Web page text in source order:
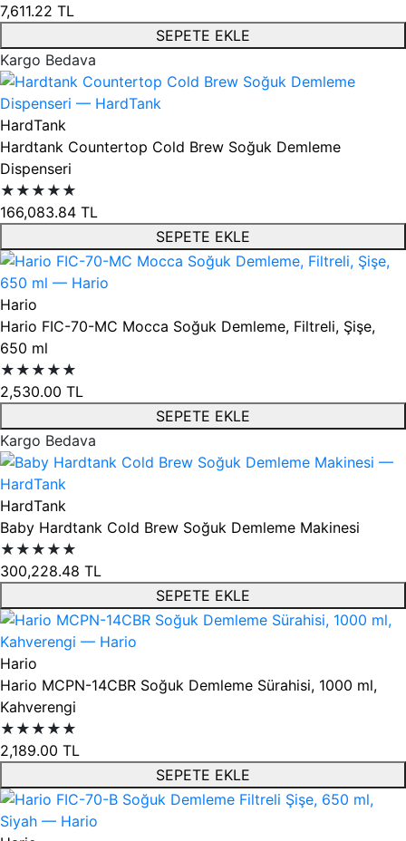
7,611.22 TL
SEPETE EKLE
Kargo Bedava
HardTank
Hardtank Countertop Cold Brew Soğuk Demleme
Dispenseri
★★★★★
166,083.84 TL
SEPETE EKLE
Hario
Hario FIC-70-MC Mocca Soğuk Demleme, Filtreli, Şişe,
650 ml
★★★★★
2,530.00 TL
SEPETE EKLE
Kargo Bedava
HardTank
Baby Hardtank Cold Brew Soğuk Demleme Makinesi
★★★★★
300,228.48 TL
SEPETE EKLE
Hario
Hario MCPN-14CBR Soğuk Demleme Sürahisi, 1000 ml,
Kahverengi
★★★★★
2,189.00 TL
SEPETE EKLE